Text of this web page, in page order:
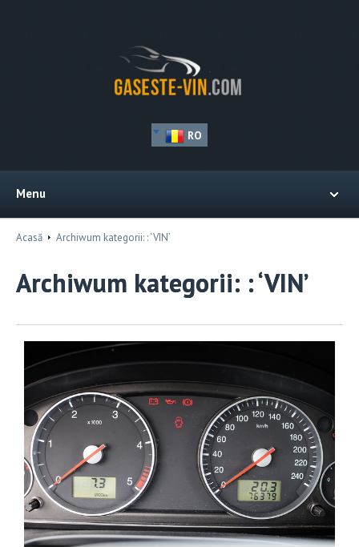
RO
Menu
Acasă Archiwum kategorii: : ‘VIN’
Archiwum kategorii: : ‘VIN’